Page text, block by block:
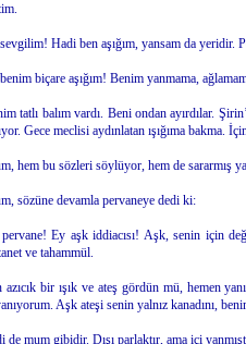
Hadi ben aşığım, yansam da yeridir.
biçare aşığım! Benim yanmama,
tatlı balım vardı. Beni ondan ayırdılar.
Gece meclisi aydınlatan ışığıma bakma.
hem bu sözleri söylüyor, hem de sararmış
sözüne devamla pervaneye dedi ki:
Ey aşk iddiacısı! Aşk, senin için
ve tahammül.
azıcık bir ışık ve ateş gördün mü, hemen
Aşk ateşi senin yalnız kanadını,
de mum gibidir. Dışı parlaktır, ama içi